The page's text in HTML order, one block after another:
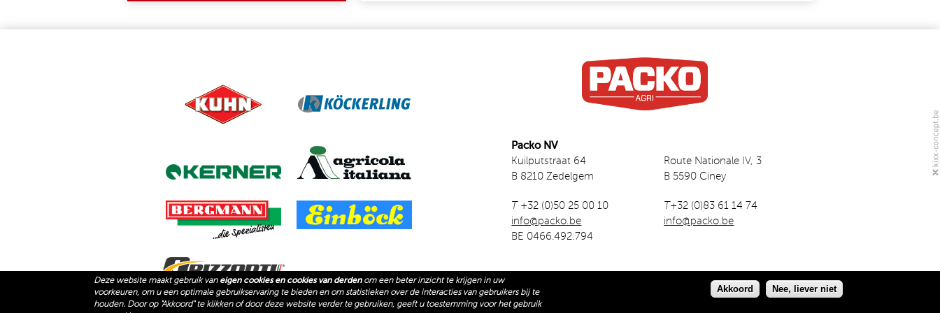
Packo NV
Kuilputstraat 64
B 8210 Zedelgem
T +32 (0)50 25 00 10
info@packo.be
BE 0466.492.794
Route Nationale IV, 3
B 5590 Ciney
T +32 (0)83 61 14 74
info@packo.be
PACKO AGRI PACKO HANDLING
(LINK IS EXTERNAL)
PACKO TUIN & PARK
Deze website maakt gebruik van eigen cookies en cookies van derdenom een beter inzicht te krijgen in uw
voorkeuren, om u een optimale gebruikservaring te bieden en om statistieken over de interacties van gebruikers bij te
houden. Door op "Akkoord" te klikken of door deze website verder te gebruiken, geeft u toestemming voor het gebruik
Akkoord Nee, liever niet